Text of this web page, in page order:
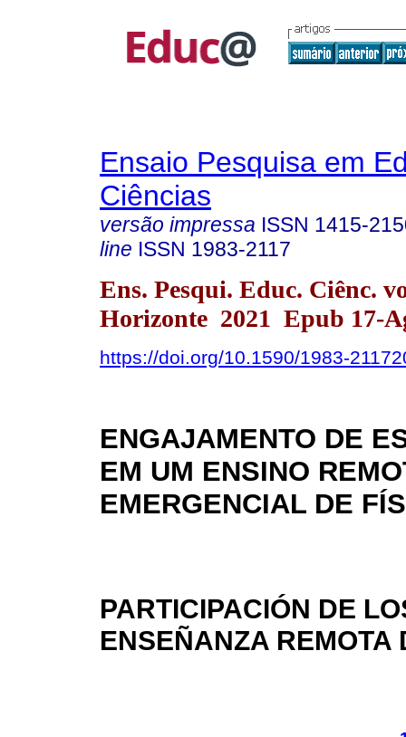
Ensaio Pesquisa em
Ciências
versão impressa ISSN 1415-
line ISSN 1983-2117
Ens. Pesqui. Educ. Ciênc.
Horizonte 2021 Epub 17-
https://doi.org/10.1590/1983-
ENGAJAMENTO DE
EM UM ENSINO
EMERGENCIAL DE
PARTICIPACIÓN DE
ENSEÑANZA REMOTA